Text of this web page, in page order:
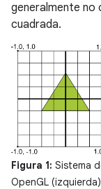
generalmente
cuadrada.
Figura 1: Sistema
OpenGL